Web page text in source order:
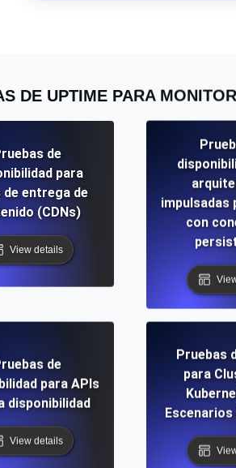
para empezar.
SSL
Gratis
Gratis
DNS
DNS
DE UPTIME PARA
de
para
de entrega de
(CDNs)
View details
impulsadas
con
de
para APIs
disponibilidad
View details
Pruebas
para
Escenarios